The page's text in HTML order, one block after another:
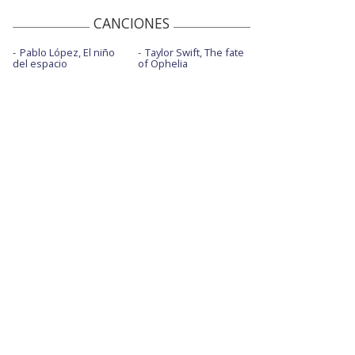
CANCIONES
Pablo López, El niño
del espacio
Taylor Swift, The fate
of Ophelia